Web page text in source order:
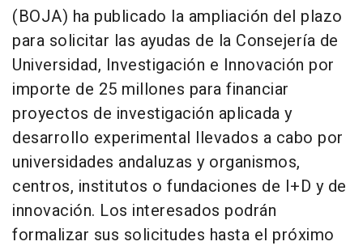
(BOJA) ha publicado la ampliación del plazo
para solicitar las ayudas de la Consejería de
Universidad, Investigación e Innovación por
importe de 25 millones para financiar
proyectos de investigación aplicada y
desarrollo experimental llevados a cabo por
universidades andaluzas y organismos,
centros, institutos o fundaciones de I+D y de
innovación. Los interesados podrán
formalizar sus solicitudes hasta el próximo